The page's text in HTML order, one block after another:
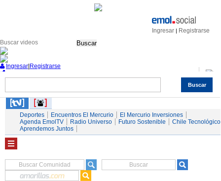
Ingresar | Registrarse
Buscar
Buscar
Ingresar Registrarse
Servicios
Deportes Encuentros El Mercurio
El Mercurio Inversiones
Agenda EmolTV
Radio Universo Futuro Sostenible
Chile Tecnológico
Aprendemos Juntos